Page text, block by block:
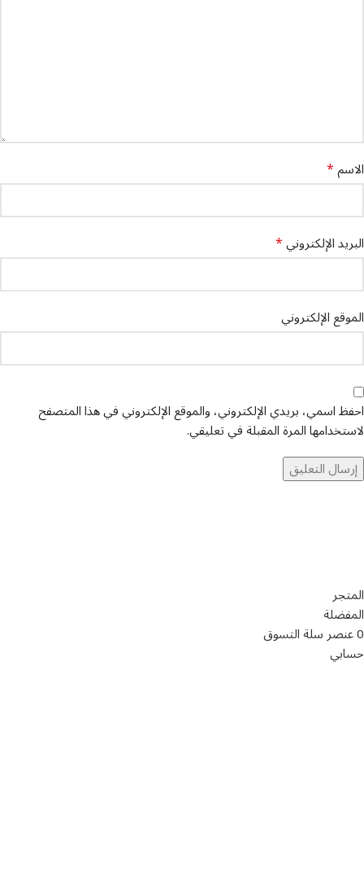
الاسم*
البريد الإلكتروني*
الموقع الإلكتروني
احفظ اسمي، بريدي الإلكتروني، والموقع الإلكتروني في هذا المتصفح
لاستخدامها المرة المقبلة في تعليقي.
المتجر
المفضلة
0عنصرسلة التسوق
حسابي